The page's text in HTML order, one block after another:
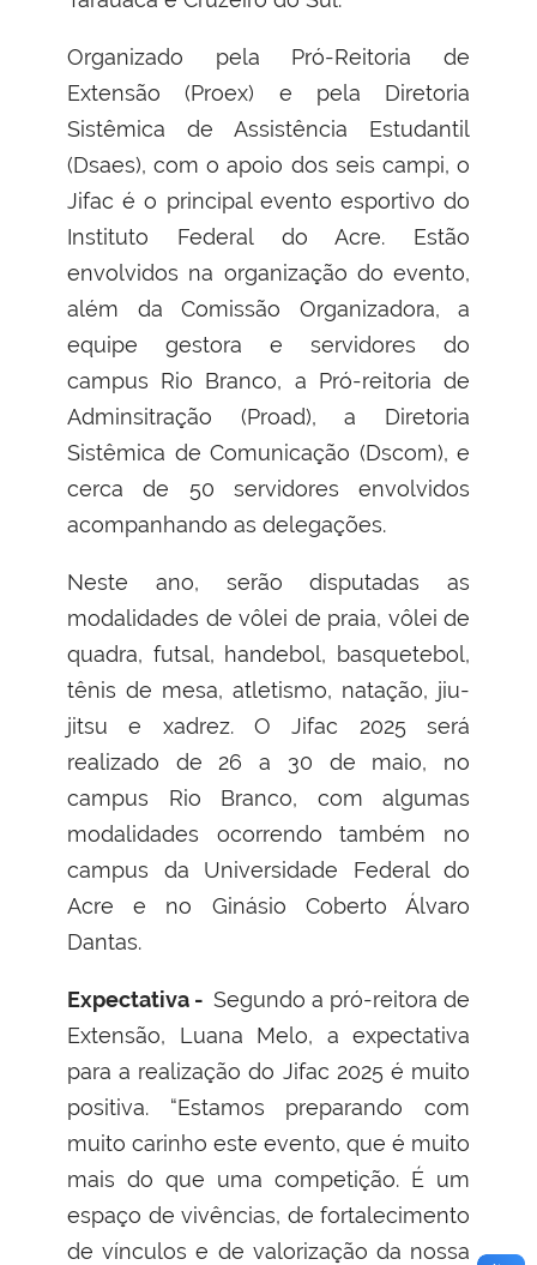
Organizado pela Pró-Reitoria de
Extensão (Proex) e pela Diretoria
Sistêmica de Assistência Estudantil
(Dsaes), com o apoio dos seis campi, o
Jifac é o principal evento esportivo do
Instituto Federal do Acre. Estão
envolvidos na organização do evento,
além da Comissão Organizadora, a
equipe gestora e servidores do
campus Rio Branco, a Pró-reitoria de
Adminsitração (Proad), a Diretoria
Sistêmica de Comunicação (Dscom), e
cerca de 50 servidores envolvidos
acompanhando as delegações.
Neste ano, serão disputadas as
modalidades de vôlei de praia, vôlei de
quadra, futsal, handebol, basquetebol,
tênis de mesa, atletismo, natação, jiu-
jitsu e xadrez. O Jifac 2025 será
realizado de 26 a 30 de maio, no
campus Rio Branco, com algumas
modalidades ocorrendo também no
campus da Universidade Federal do
Acre e no Ginásio Coberto Álvaro
Dantas.
Expectativa - Segundo a pró-reitora de
Extensão, Luana Melo, a expectativa
para a realização do Jifac 2025 é muito
positiva. “Estamos preparando com
muito carinho este evento, que é muito
mais do que uma competição. É um
espaço de vivências, de fortalecimento
de vínculos e de valorização da nossa